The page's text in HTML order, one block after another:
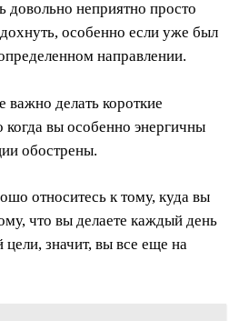
довольно неприятно просто
особенно если уже был
направлении.
важно делать короткие
когда вы особенно энергичны
обострены.
относитесь к тому, куда вы
что вы делаете каждый день
цели, значит, вы все еще на